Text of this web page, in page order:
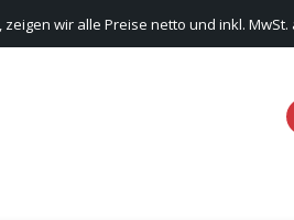
wir alle Preise netto und inkl. MwSt.